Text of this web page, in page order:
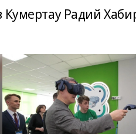
Кумертау Радий